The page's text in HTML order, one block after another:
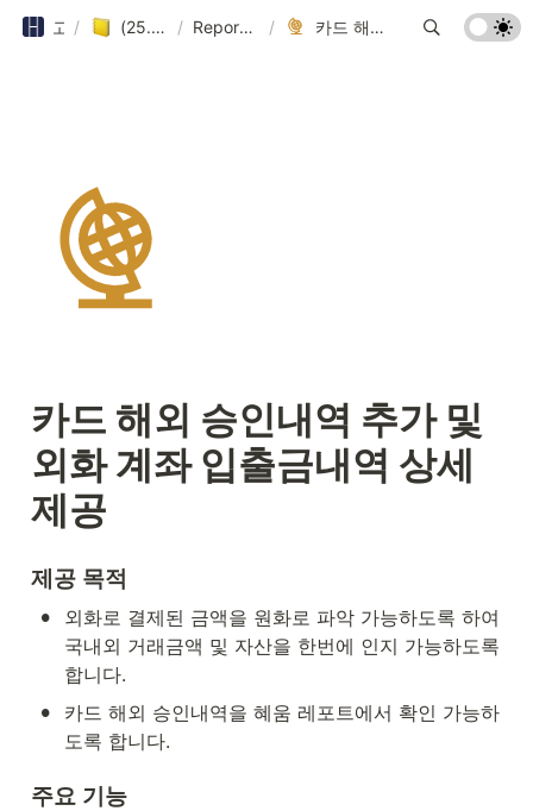
고객 안내서
/ (25.08 이전) 혜움 레포트 업데이트 / Report Update (2024~) / 카드 해외 승인내역 추가 및 외화 계좌 입출금내역 상세제공
카드 해외 승인내역 추가 및
외화 계좌 입출금내역 상세
제공
제공 목적
•
외화로 결제된 금액을 원화로 파악 가능하도록 하여
국내외 거래금액 및 자산을 한번에 인지 가능하도록
합니다.
•
카드 해외 승인내역을 혜움 레포트에서 확인 가능하
도록 합니다.
주요 기능